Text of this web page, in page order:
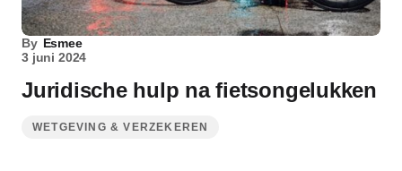
By Esmee
3 juni 2024
Juridische hulp na fietsongelukken
WETGEVING & VERZEKEREN